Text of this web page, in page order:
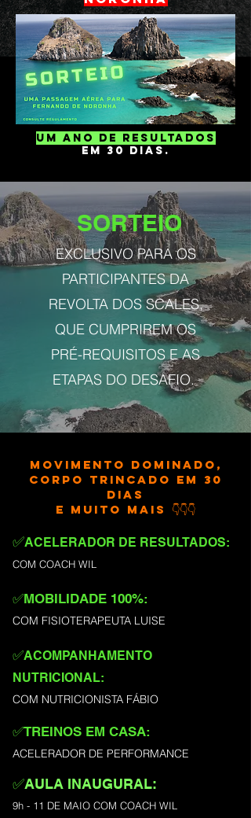
um ANO DE RESULTADOS
EM 30 DIAS.
SORTEIO
EXCLUSIVO PARA OS
PARTICIPANTES DA
REVOLTA DOS SCALES,
QUE CUMPRIREM OS
PRÉ-REQUISITOS E AS
ETAPAS DO DESAFIO.
MOVIMENTO DOMINADO,
CORPO TRINCADO EM 30
DIAS
E MUITO MAIS 👇👇👇
✅ACELERADOR DE RESULTADOS:
COM COACH WIL
✅MOBILIDADE 100%:
COM FISIOTERAPEUTA LUISE
✅ACOMPANHAMENTO
NUTRICIONAL:
COM NUTRICIONISTA FÁBIO
✅TREINOS EM CASA:
ACELERADOR DE PERFORMANCE
✅AULA INAUGURAL:
9h - 11 DE MAIO COM COACH WIL